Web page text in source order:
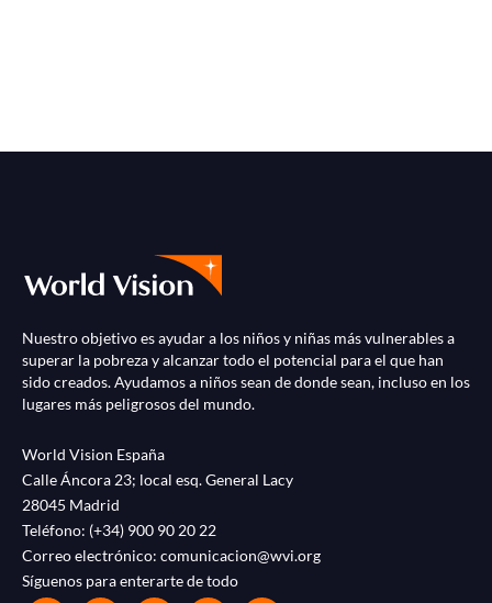
Nuestro objetivo es ayudar a los niños y niñas más vulnerables a
superar la pobreza y alcanzar todo el potencial para el que han
sido creados. Ayudamos a niños sean de donde sean, incluso en los
lugares más peligrosos del mundo.
World Vision España
Calle Áncora 23; local esq. General Lacy
28045 Madrid
Teléfono: (+34) 900 90 20 22
Correo electrónico: comunicacion@wvi.org
Síguenos para enterarte de todo